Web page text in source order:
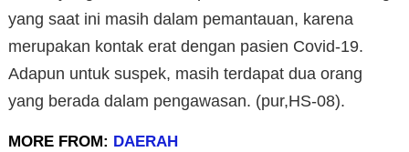
yang saat ini masih dalam pemantauan, karena
merupakan kontak erat dengan pasien Covid-19.
Adapun untuk suspek, masih terdapat dua orang
yang berada dalam pengawasan. (pur,HS-08).
MORE FROM: DAERAH